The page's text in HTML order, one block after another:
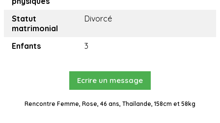
Statut
matrimonial
Divorcé
Enfants 3
Ecrire un message
Rencontre Femme, Rose, 46 ans, Thaïlande, 158cm et 58kg